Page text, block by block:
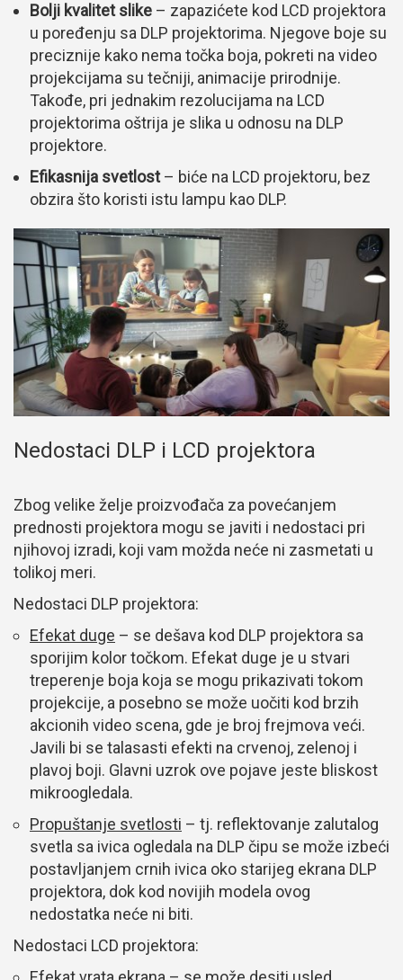
Bolji kvalitet slike – zapazićete kod LCD projektora
u poređenju sa DLP projektorima. Njegove boje su
preciznije kako nema točka boja, pokreti na video
projekcijama su tečniji, animacije prirodnije.
Takođe, pri jednakim rezolucijama na LCD
projektorima oštrija je slika u odnosu na DLP
projektore.
Efikasnija svetlost– biće na LCD projektoru, bez
obzira što koristi istu lampu kao DLP.
Nedostaci DLP i LCD projektora
Zbog velike želje proizvođača za povećanjem
prednosti projektora mogu se javiti i nedostaci pri
njihovoj izradi, koji vam možda neće ni zasmetati u
tolikoj meri.
Nedostaci DLP projektora:
Efekat duge – se dešava kod DLP projektora sa
sporijim kolor točkom. Efekat duge je u stvari
treperenje boja koja se mogu prikazivati tokom
projekcije, a posebno se može uočiti kod brzih
akcionih video scena, gde je broj frejmova veći.
Javili bi se talasasti efekti na crvenoj, zelenoj i
plavoj boji. Glavni uzrok ove pojave jeste bliskost
mikroogledala.
Propuštanje svetlosti – tj. reflektovanje zalutalog
svetla sa ivica ogledala na DLP čipu se može izbeći
postavljanjem crnih ivica oko starijeg ekrana DLP
projektora, dok kod novijih modela ovog
nedostatka neće ni biti.
Nedostaci LCD projektora: